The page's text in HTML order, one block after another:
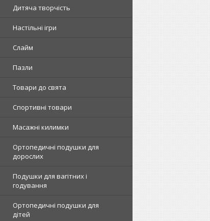
Дитяча творчість
Настільні ігри
Слайм
Пазли
Товари до свята
Спортивні товари
Масажні килимки
Ортопедичні подушки для
дорослих
Подушки для вагітних і
годування
Ортопедичні подушки для
дітей